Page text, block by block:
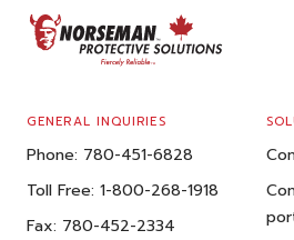
FOOTER
GENERAL INQUIRIES
Phone: 780-451-6828
Toll Free: 1-800-268-1918
Fax: 780-452-2334